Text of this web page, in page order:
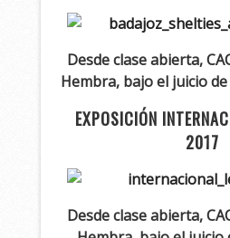
Desde clase abierta,
Hembra, bajo el juicio
EXPOSICIÓN
2017
Desde clase abierta,